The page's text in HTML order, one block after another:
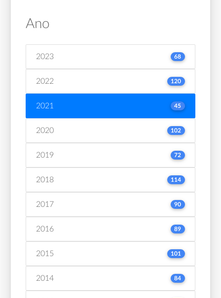
Ano
2023 68
2022 120
2021 45
2020 102
2019 72
2018 114
2017 90
2016 89
2015 101
2014 84